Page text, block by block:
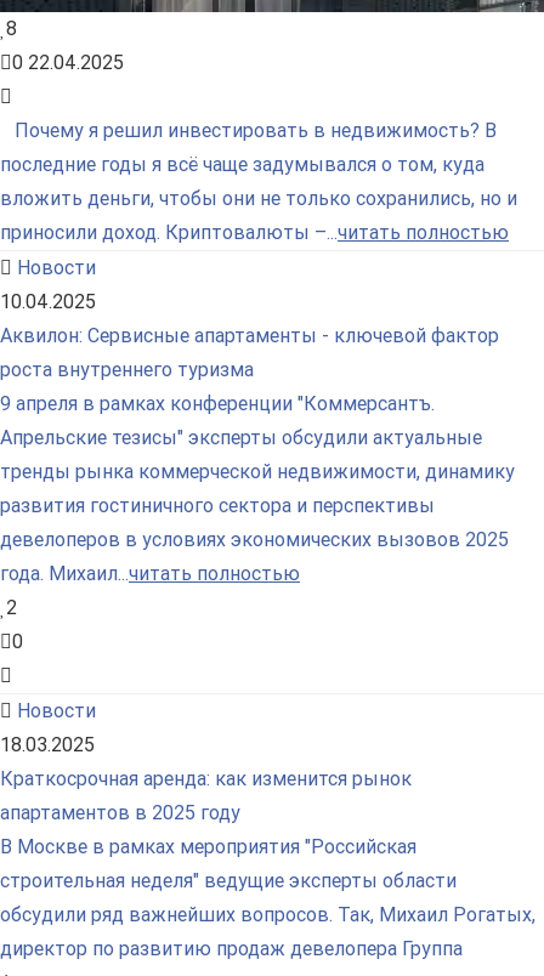
8
0 22.04.2025
Почему я решил инвестировать в недвижимость? В
последние годы я всё чаще задумывался о том, куда
вложить деньги, чтобы они не только сохранились, но и
приносили доход. Криптовалюты –...читать полностью
Новости
10.04.2025
Аквилон: Сервисные апартаменты - ключевой фактор
роста внутреннего туризма
9 апреля в рамках конференции "Коммерсантъ.
Апрельские тезисы" эксперты обсудили актуальные
тренды рынка коммерческой недвижимости, динамику
развития гостиничного сектора и перспективы
девелоперов в условиях экономических вызовов 2025
года. Михаил...читать полностью
2
0
Новости
18.03.2025
Краткосрочная аренда: как изменится рынок
апартаментов в 2025 году
В Москве в рамках мероприятия "Российская
строительная неделя" ведущие эксперты области
обсудили ряд важнейших вопросов. Так, Михаил Рогатых,
директор по развитию продаж девелопера Группа